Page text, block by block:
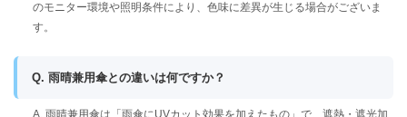
のモニター環境や照明条件により、色味に差異が生じる場合がございま
す。
Q. 雨晴兼用傘との違いは何ですか？